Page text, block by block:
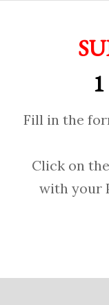
Fill in the
Click on the
with your